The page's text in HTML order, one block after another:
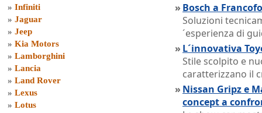
» Infiniti
» Jaguar
» Jeep
» Kia Motors
» Lamborghini
» Lancia
» Land Rover
» Lexus
» Lotus
» Bosch a
Soluzioni
´esperienza di
» L´innovativa
Stile scolpito e
caratterizzano il
» Nissan Gripz e
concept a